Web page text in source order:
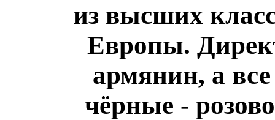
из высших
Европы.
армянин, а
чёрные -